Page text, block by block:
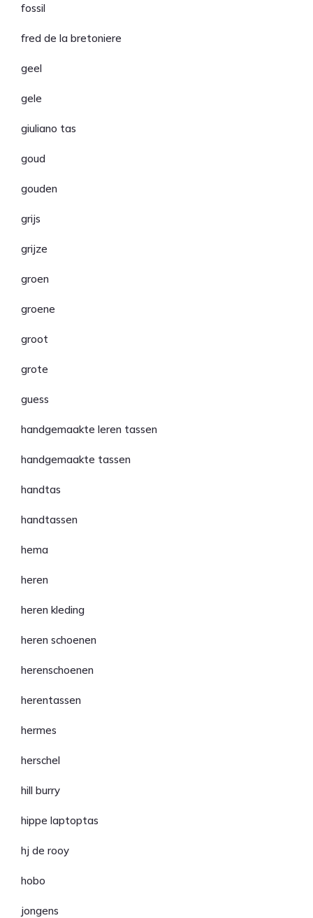
fossil
fred de la bretoniere
geel
gele
giuliano tas
goud
gouden
grijs
grijze
groen
groene
groot
grote
guess
handgemaakte leren tassen
handgemaakte tassen
handtas
handtassen
hema
heren
heren kleding
heren schoenen
herenschoenen
herentassen
hermes
herschel
hill burry
hippe laptoptas
hj de rooy
hobo
jongens